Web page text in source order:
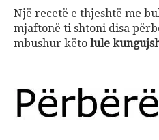
Një recetë e thjeshtë me
mjaftonë ti shtoni disa
mbushur këto lule